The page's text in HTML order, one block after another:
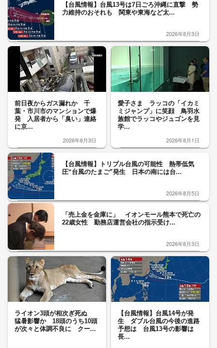
【台風情報】台風13号は7日ごろ沖縄に直撃 勢
力維持のおそれも 関東や東海など太...
2026年8月3日
前日夜からガス漏れか 千
葉・市川市のマンションで爆
発 入居者から「臭い」連絡
に京...
2026年8月3日
愛子さま ラッコの「イカミ
ミジャンプ」に笑顔 鳥羽水
族館でラッコやジュゴンを見
学...
2026年8月1日
【台風情報】トリプル台風の可能性 熱帯低気
圧“台風のたまご”発生 日本の南には台...
2026年8月5日
「売上金を金庫に」 イオンモール熊本で死亡の
22歳女性 勤務店運営会社の指示受け...
2026年8月3日
ライオン3頭が相次ぎ死ぬ
猛暑影響か 18頭のうち10頭
が次々と体調不良に クー...
【台風情報】台風14号が発
生 ダブル台風の今後の進路
予想は 台風13号の影響は
長...